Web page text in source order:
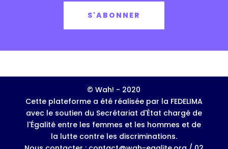
S'ABONNER
© Wah! - 2020
Cette plateforme a été réalisée par la FEDELIMA
avec le soutien du Secrétariat d'État chargé de
l'Égalité entre les femmes et les hommes et de
la lutte contre les discriminations.